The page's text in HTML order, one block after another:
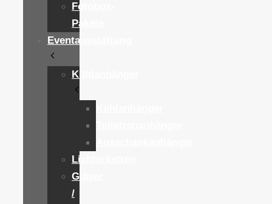
Fotobox-
Pakete
Eventausstattung
Kühlanhänger
Lichterketten
Gläser
/